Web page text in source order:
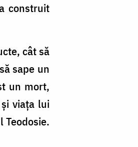
construit
cât să
sape un
un mort,
viața lui
Teodosie.